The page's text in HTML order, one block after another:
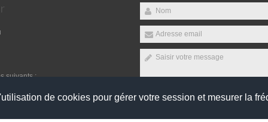
de cookies pour gérer votre session et mesurer la
suivants :